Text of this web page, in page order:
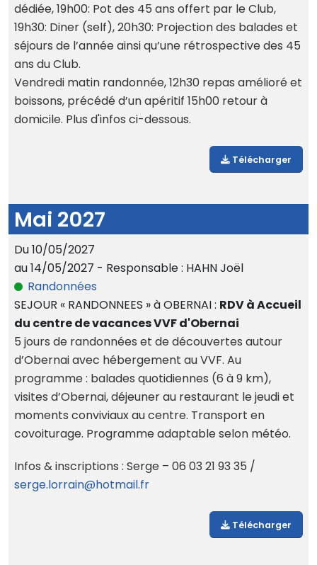
dédiée, 19h00: Pot des 45 ans offert par le Club,
19h30: Diner (self), 20h30: Projection des balades et
séjours de l’année ainsi qu’une rétrospective des 45
ans du Club.
Vendredi matin randonnée, 12h30 repas amélioré et
boissons, précédé d’un apéritif 15h00 retour à
domicile. Plus d'infos ci-dessous.
Télécharger
Mai 2027
Du 10/05/2027
au 14/05/2027 - Responsable : HAHN Joël
Randonnées
SEJOUR « RANDONNEES » à OBERNAI : RDV à Accueil
du centre de vacances VVF d'Obernai
5 jours de randonnées et de découvertes autour
d’Obernai avec hébergement au VVF. Au
programme : balades quotidiennes (6 à 9 km),
visites d’Obernai, déjeuner au restaurant le jeudi et
moments conviviaux au centre. Transport en
covoiturage. Programme adaptable selon météo.
Infos & inscriptions : Serge – 06 03 21 93 35 /
serge.lorrain@hotmail.fr
Télécharger